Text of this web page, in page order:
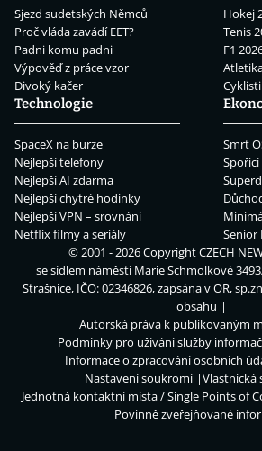
Sjezd sudetských Němců
Proč vláda zavádí EET?
Padni komu padni
Výpověď z práce vzor
Divoký kačer
Hokej
Tenis
F1
Technologie
SpaceX na burze
Nejlepší telefony
Nejlepší AI zdarma
Nejlepší chytré hodinky
Nejlepší VPN – srovnání
Netflix filmy a seriály
Smrt
Senior
© 2001 - 2026 CopyrightCZECH
se sídlem náměstí Marie Schmolkové
Strašnice, IČO: 02346826, zapsána v OR,
obsahu
Autorská práva k publikovaným
Podmínky pro užívání služby
Informace o zpracování osobních
Nastavení soukromí
Vlastnická
Jednotná kontaktní místa / Single Points of
Povinně zveřejňované